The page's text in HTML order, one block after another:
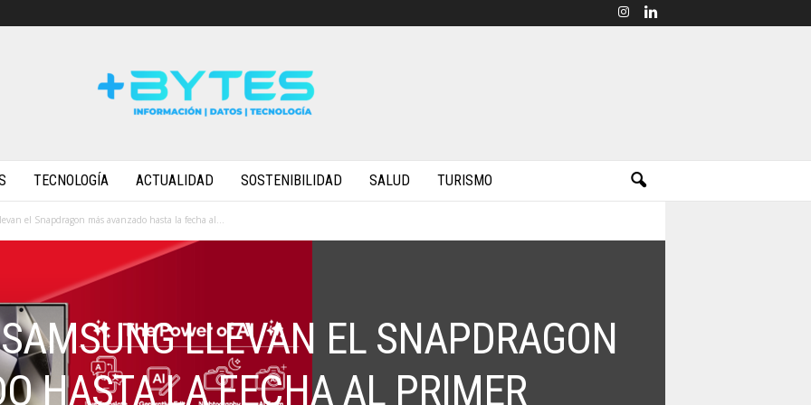
TECNOLOGÍA ACTUALIDAD SOSTENIBILIDAD SALUD TURISMO
el Snapdragon más avanzado hasta la fecha al...
LLEVAN EL SNAPDRAGON
HASTA LA FECHA AL PRIMER